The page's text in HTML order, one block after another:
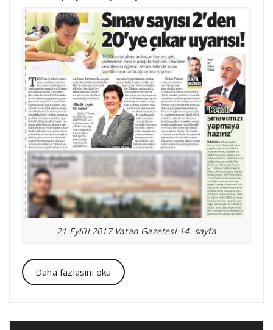
21 Eylül 2017 Vatan Gazetesi 14. sayfa
Daha fazlasını oku